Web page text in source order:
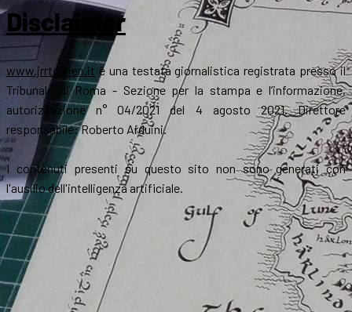
Disclaimer
www.jrrtolkien.it è una testata giornalistica registrata presso il
Tribunale di Roma - Sezione per la stampa e l’informazione,
autorizzazione n° 04/2021 del 4 agosto 2021. Direttore
responsabile: Roberto Arduini.
I contenuti presenti su questo sito non sono generati con
l'ausilio dell'intelligenza artificiale.